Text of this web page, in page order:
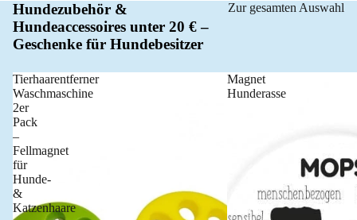
Hundezubehör &
Hundeaccessoires unter 20 € –
Geschenke für Hundebesitzer
Zur gesamten Auswahl
Tierhaarentferner
Waschmaschine
2er
Pack
–
Fellmagnet
für
Hunde-
&
Katzenhaare
Magnet
Hunderasse